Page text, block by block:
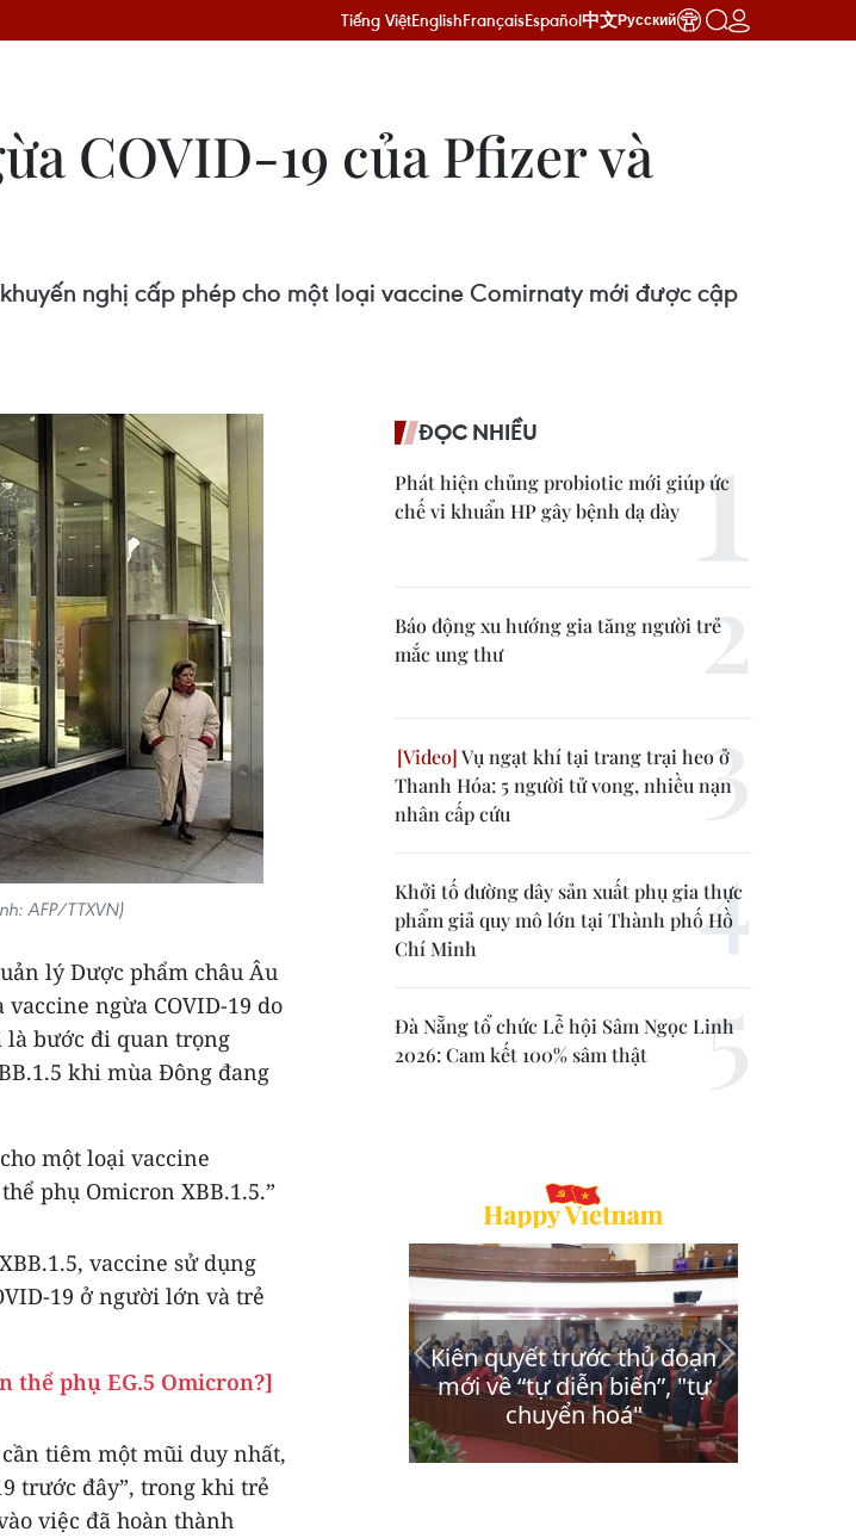
Tiếng ViệtEnglishFrançaisEspañol中文Русский
COVID-19 của Pfizer và
nghị cấp phép cho một loại vaccine Comirnaty mới được cập
AFP/TTXVN)
lý Dược phẩm châu Âu
ngừa COVID-19 do
là bước đi quan trọng
khi mùa Đông đang
một loại vaccine
phụ Omicron XBB.1.5.”
vaccine sử dụng
19 ở người lớn và trẻ
thể phụ EG.5 Omicron?]
tiêm một mũi duy nhất,
trước đây”, trong khi trẻ
việc đã hoàn thành
ĐỌC NHIỀU
Phát hiện chủng probiotic mới giúp ức
chế vi khuẩn HP gây bệnh dạ dày
Báo động xu hướng gia tăng người trẻ
mắc ung thư
Vụ ngạt khí tại trang trại heo ở
Thanh Hóa: 5 người tử vong, nhiều nạn
nhân cấp cứu
Khởi tố đường dây sản xuất phụ gia thực
phẩm giả quy mô lớn tại Thành phố Hồ
Chí Minh
Đà Nẵng tổ chức Lễ hội Sâm Ngọc Linh
2026: Cam kết 100% sâm thật